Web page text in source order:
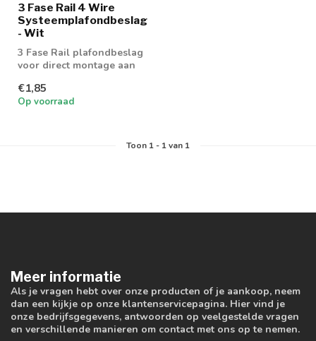
3 Fase Rail 4 Wire
Systeemplafondbeslag
- Wit
3 Fase Rail plafondbeslag
voor direct montage aan
€1,85
Op voorraad
Toon 1- 1van 1
Meer informatie
Als je vragen hebt over onze producten of je aankoop, neem
dan een kijkje op onze klantenservicepagina. Hier vind je
onze bedrijfsgegevens, antwoorden op veelgestelde vragen
en verschillende manieren om contact met ons op te nemen.